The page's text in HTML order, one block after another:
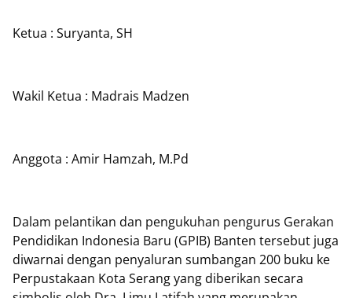
ADVERTISEMENT
Ketua : Suryanta, SH
Wakil Ketua : Madrais Madzen
Anggota : Amir Hamzah, M.Pd
Dalam pelantikan dan pengukuhan pengurus Gerakan
Pendidikan Indonesia Baru (GPIB) Banten tersebut juga
diwarnai dengan penyaluran sumbangan 200 buku ke
Perpustakaan Kota Serang yang diberikan secara